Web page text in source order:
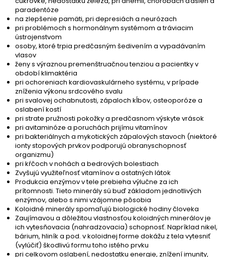
paradentóze
na zlepšenie pamäti, pri depresiách a neurózach
pri problémoch s hormonálnym systémom a tráviacim
ústrojenstvom
osoby, ktoré trpia predčasným šedivením a vypadávaním
vlasov
ženy s výraznou premenštruačnou tenziou a pacientky v
období klimaktéria
pri ochoreniach kardiovaskulárneho systému, v prípade
zníženia výkonu srdcového svalu
pri svalovej ochabnutosti, zápaloch kĺbov, osteoporóze a
oslabení kostí
pri strate pružnosti pokožky a predčasnom výskyte vrások
pri avitaminóze a poruchách prijímu vitamínov
pri bakteriálnych a mykotických zápalových stavoch (niektoré
ionty stopových prvkov podporujú obranyschopnosť
organizmu)
pri kŕčoch v nohách a bedrových bolestiach
Zvyšujú využiteľnosť vitamínov a ostatných látok
Produkcia enzýmov v tele prebieha výlučne za ich
prítomnosti. Tieto minerály sú buď základom jednotlivých
enzýmov, alebo s nimi vzájomne pôsobia
Koloidné minerály spomaľujú biologické hodiny človeka
Zaujímavou a dôležitou vlastnosťou koloidných minerálov je
ich vytesňovacia (nahradzovacia) schopnosť. Napríklad nikel,
bárium, hliník a pod. v koloidnej forme dokážu z tela vytesniť
(vylúčiť) škodlivú formu toho istého prvku
pri celkovom oslabení, nedostatku energie, znížení imunity,